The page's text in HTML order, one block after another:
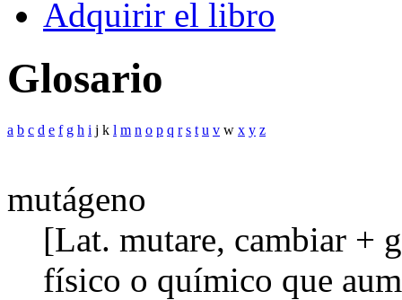
Adquirir el libro
Glosario
a b c d e f g h i j k l m n o p q r s t u v w x y z
mutágeno
[Lat. mutare, cambiar +
físico o químico que